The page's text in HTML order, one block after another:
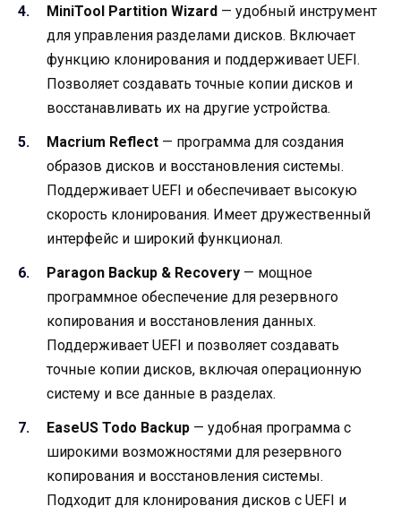
MiniTool Partition Wizard — удобный инструмент
для управления разделами дисков. Включает
функцию клонирования и поддерживает UEFI.
Позволяет создавать точные копии дисков и
восстанавливать их на другие устройства.
Macrium Reflect — программа для создания
образов дисков и восстановления системы.
Поддерживает UEFI и обеспечивает высокую
скорость клонирования. Имеет дружественный
интерфейс и широкий функционал.
Paragon Backup & Recovery — мощное
программное обеспечение для резервного
копирования и восстановления данных.
Поддерживает UEFI и позволяет создавать
точные копии дисков, включая операционную
систему и все данные в разделах.
EaseUS Todo Backup — удобная программа с
широкими возможностями для резервного
копирования и восстановления системы.
Подходит для клонирования дисков с UEFI и